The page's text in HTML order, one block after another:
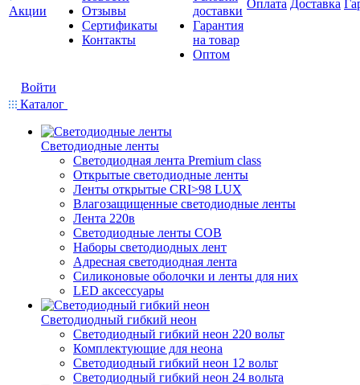
Акции
Отзывы
Сертификаты
Контакты
доставки
Гарантия
на товар
Оптом
Оплата Доставка
Войти
Каталог
Светодиодные ленты
Светодиодная лента Premium class
Открытые светодиодные ленты
Ленты открытые CRI>98 LUX
Влагозащищенные светодиодные ленты
Лента 220в
Светодиодные ленты COB
Наборы светодиодных лент
Адресная светодиодная лента
Силиконовые оболочки и ленты для них
LED аксессуары
Светодиодный гибкий неон
Светодиодный гибкий неон 220 вольт
Комплектующие для неона
Светодиодный гибкий неон 12 вольт
Светодиодный гибкий неон 24 вольта